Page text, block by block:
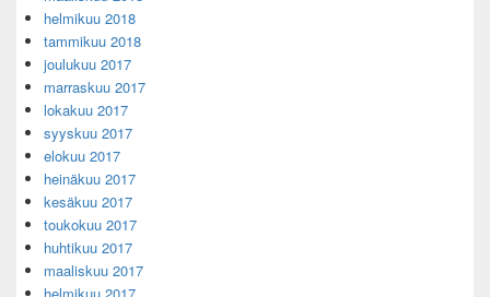
helmikuu 2018
tammikuu 2018
joulukuu 2017
marraskuu 2017
lokakuu 2017
syyskuu 2017
elokuu 2017
heinäkuu 2017
kesäkuu 2017
toukokuu 2017
huhtikuu 2017
maaliskuu 2017